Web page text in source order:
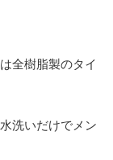
全樹脂製のタイ
洗いだけでメン